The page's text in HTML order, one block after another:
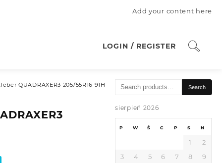
Add your content here
LOGIN / REGISTER
QUADRAXER3 205/55R16 91H
Search
Search
sierpień 2026
P W Ś C P S N
1
2
3
4 5 6 7 8
9